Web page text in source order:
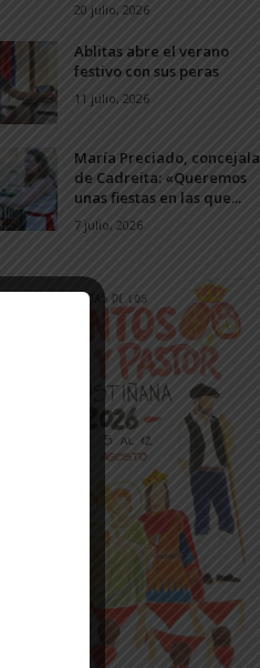
20 julio, 2026
Ablitas abre el verano
festivo con sus peras
11 julio, 2026
María Preciado, concejala
de Cadreita: «Queremos
unas fiestas en las que...
7 julio, 2026